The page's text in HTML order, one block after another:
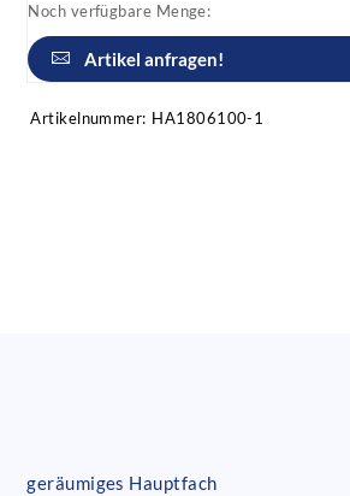
Noch verfügbare Menge:
Artikel anfragen!
Artikelnummer: HA1806100-1
geräumiges Hauptfach